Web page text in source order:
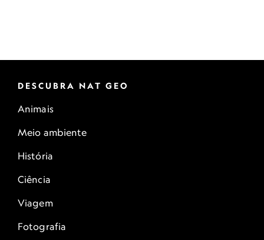
DESCUBRA NAT GEO
Animais
Meio ambiente
História
Ciência
Viagem
Fotografia